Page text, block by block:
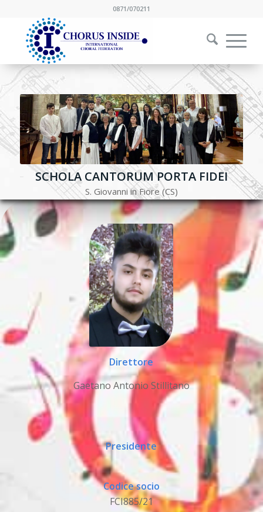
0871/070211
SCHOLA CANTORUM PORTA FIDEI
S. Giovanni in Fiore (CS)
Direttore
Gaetano Antonio Stillitano
Presidente
Codice socio
FCI885/21